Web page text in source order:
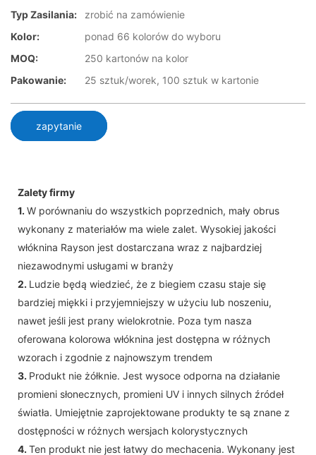
Typ Zasilania:
zrobić na zamówienie
Kolor:
ponad 66 kolorów do wyboru
MOQ:
250 kartonów na kolor
Pakowanie:
25 sztuk/worek, 100 sztuk w kartonie
zapytanie
Zalety firmy
1. W porównaniu do wszystkich poprzednich, mały obrus
wykonany z materiałów ma wiele zalet. Wysokiej jakości
włóknina Rayson jest dostarczana wraz z najbardziej
niezawodnymi usługami w branży
2. Ludzie będą wiedzieć, że z biegiem czasu staje się
bardziej miękki i przyjemniejszy w użyciu lub noszeniu,
nawet jeśli jest prany wielokrotnie. Poza tym nasza
oferowana kolorowa włóknina jest dostępna w różnych
wzorach i zgodnie z najnowszym trendem
3. Produkt nie żółknie. Jest wysoce odporna na działanie
promieni słonecznych, promieni UV i innych silnych źródeł
światła. Umiejętnie zaprojektowane produkty te są znane z
dostępności w różnych wersjach kolorystycznych
4. Ten produkt nie jest łatwy do mechacenia. Wykonany jest